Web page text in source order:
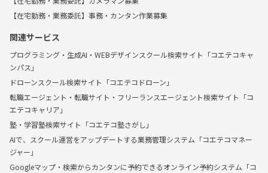
【在宅勤務・業務委託】事務・カンタン作業募集
関連サービス
プログラミング・生成AI・WEBデザインスクール検索サイト「コエテコキャ
ンパス」
ドローンスクール検索サイト「コエテコドローン」
転職エージェント・転職サイト・フリーランスエージェント検索サイト「コ
エテコキャリア」
塾・学習塾検索サイト「コエテコ塾さがし」
AIで、スクール運営をアップデートする業務管理システム「コエテコマネー
ジャー」
Googleマップ・検索からカンタンに予約できるオンライン予約システム「コ